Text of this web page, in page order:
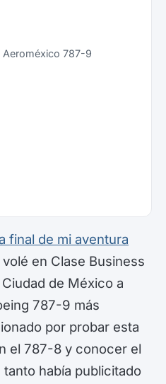
Aeroméxico 787-9
final de mi aventura
volé en Clase Business
de México a
787-9 más
por probar esta
el 787-8 y conocer el
tanto había publicitado